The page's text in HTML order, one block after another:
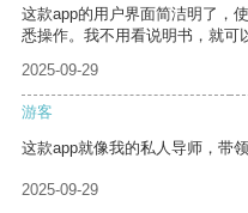
这款app的用户界面简洁明了，
悉操作。我不用看说明书，就可
2025-09-29
游客
这款app就像我的私人导师，带
2025-09-29